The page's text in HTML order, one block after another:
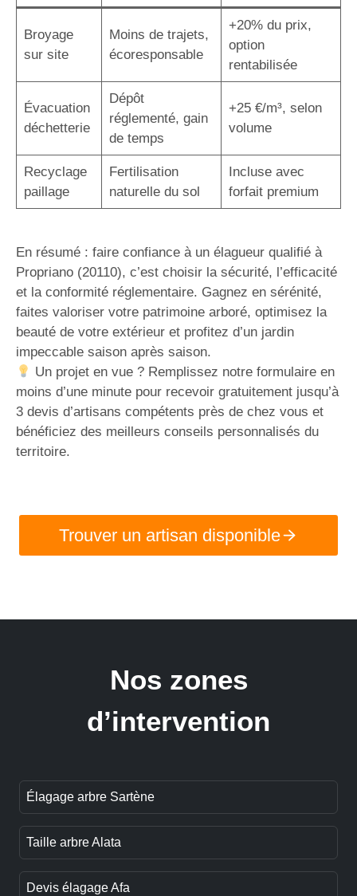
Broyage
sur site
Moins de trajets,
écoresponsable
+20% du prix,
option
rentabilisée
Évacuation
déchetterie
Dépôt
réglementé, gain
de temps
+25 €/m³, selon
volume
Recyclage
paillage
Fertilisation
naturelle du sol
Incluse avec
forfait premium
En résumé : faire confiance à un élagueur qualifié à
Propriano (20110), c’est choisir la sécurité, l’efficacité
et la conformité réglementaire. Gagnez en sérénité,
faites valoriser votre patrimoine arboré, optimisez la
beauté de votre extérieur et profitez d’un jardin
impeccable saison après saison.
Un projet en vue ? Remplissez notre formulaire en
moins d’une minute pour recevoir gratuitement jusqu’à
3 devis d’artisans compétents près de chez vous et
bénéficiez des meilleurs conseils personnalisés du
territoire.
Trouver un artisan disponible
Nos zones
d’intervention
Élagage arbre Sartène
Taille arbre Alata
Devis élagage Afa